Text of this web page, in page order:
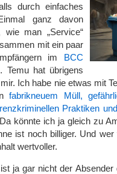
durch einfaches
ganz davon
man „Service“
mit ein paar
im BCC
Temu hat übrigens
Ich habe nie etwas mit
fabrikneuem Müll,
Praktiken
könnte ich ja gleich zu
ist noch billiger. Und
wertvoller.
ja gar nicht der